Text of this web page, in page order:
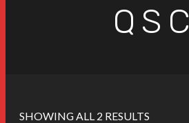
QSC
SHOWING ALL 2 RESULTS